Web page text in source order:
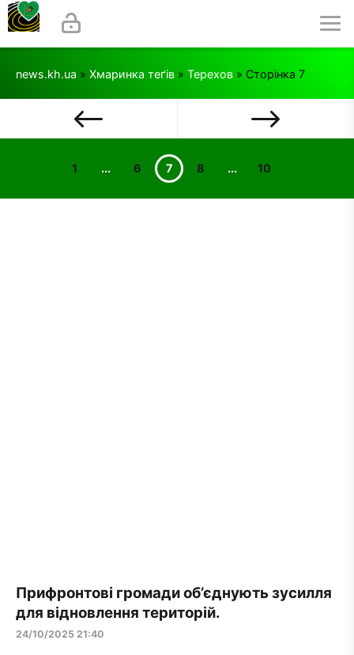
news.kh.ua » Хмаринка теґів » Терехов » Сторінка 7
1 ... 6 7 8 ... 10
Прифронтові громади об’єднують зусилля
для відновлення територій.
24/10/2025 21:40